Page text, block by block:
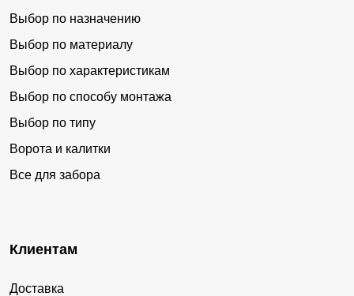
Выбор по назначению
Выбор по материалу
Выбор по характеристикам
Выбор по способу монтажа
Выбор по типу
Ворота и калитки
Все для забора
Клиентам
Доставка